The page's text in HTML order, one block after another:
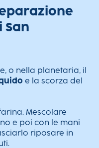
San
o nella planetaria, il
e la scorza del
Mescolare
e poi con le mani
riposare in